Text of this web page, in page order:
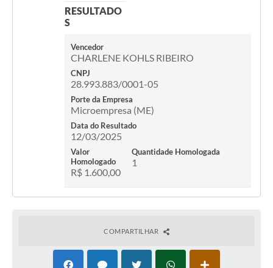
RESULTADO
S
Vencedor
CHARLENE KOHLS RIBEIRO
CNPJ
28.993.883/0001-05
Porte da Empresa
Microempresa (ME)
Data do Resultado
12/03/2025
Valor
Homologado
R$ 1.600,00
Quantidade Homologada
1
COMPARTILHAR